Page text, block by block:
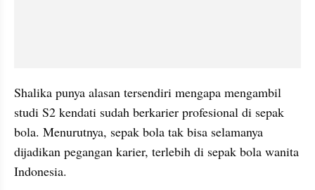
Shalika punya alasan tersendiri mengapa mengambil
studi S2 kendati sudah berkarier profesional di sepak
bola. Menurutnya, sepak bola tak bisa selamanya
dijadikan pegangan karier, terlebih di sepak bola wanita
Indonesia.